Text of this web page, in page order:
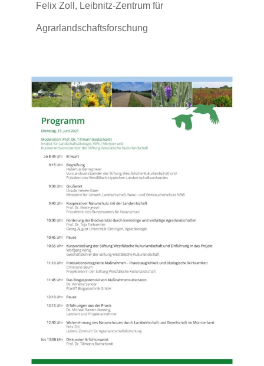
Felix Zoll, Leibnitz-Zentrum für
Agrarlandschaftsforschung